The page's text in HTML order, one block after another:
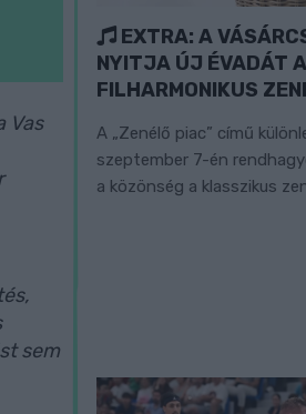
Vas
sem
EXTRA: A
NYITJA ÚJ ÉVADÁT
FILHARMONIKUS
A „Zenélő piac” című
szeptember 7-én
a közönség a klasszikus